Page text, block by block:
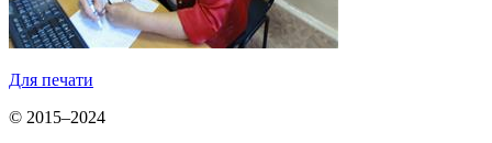
Для печати
© 2015–2024